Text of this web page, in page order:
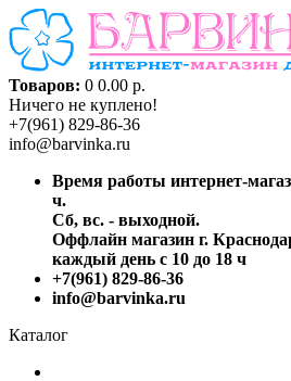
Товаров: 0 0.00 р.
Ничего не куплено!
+7(961) 829-86-36
info@barvinka.ru
Время работы интернет-
ч.
Сб, вс. - выходной.
Оффлайн магазин г.
каждый день с 10 до 18 ч
+7(961) 829-86-36
info@barvinka.ru
Каталог